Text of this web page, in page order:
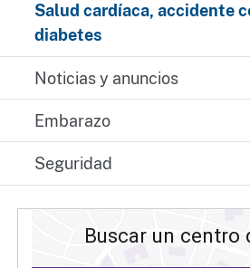
Salud cardíaca, accidente
diabetes
Noticias y anuncios
Embarazo
Seguridad
Buscar un centro